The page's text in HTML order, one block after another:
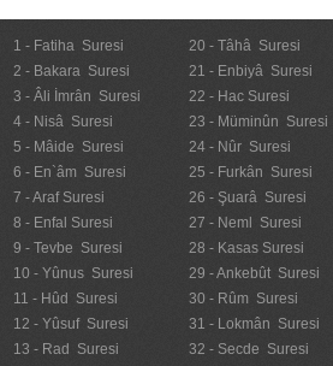
1 - Fatiha Suresi
2 - Bakara Suresi
3 - Âli İmrân Suresi
4 - Nisâ Suresi
5 - Mâide Suresi
6 - En`âm Suresi
7 - Araf Suresi
8 - Enfal Suresi
9 - Tevbe Suresi
10 - Yûnus Suresi
11 - Hûd Suresi
12 - Yûsuf Suresi
13 - Rad Suresi
20 - Tâhâ Suresi
21 - Enbiyâ Suresi
22 - Hac Suresi
23 - Müminûn Suresi
24 - Nûr Suresi
25 - Furkân Suresi
26 - Şuarâ Suresi
27 - Neml Suresi
28 - Kasas Suresi
29 - Ankebût Suresi
30 - Rûm Suresi
31 - Lokmân Suresi
32 - Secde Suresi